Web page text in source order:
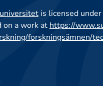
is licensed under
on a work at https://
forskningsämnen/